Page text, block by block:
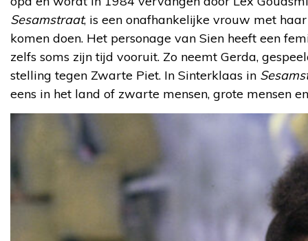
Sesamstraat, is een onafhankelijke vrouw met
komen doen. Het personage van Sien heeft een
zelfs soms zijn tijd vooruit. Zo neemt Gerda,
stelling tegen Zwarte Piet. In Sinterklaas in
eens in het land of zwarte mensen, grote mensen